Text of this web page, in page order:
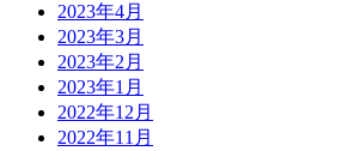
2023年4月
2023年3月
2023年2月
2023年1月
2022年12月
2022年11月